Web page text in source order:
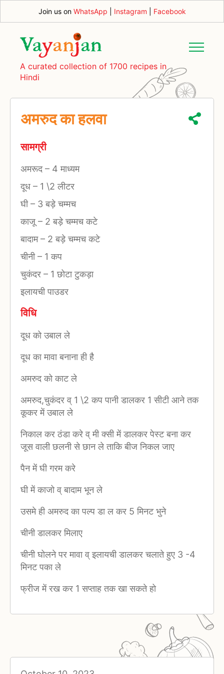
Join us on WhatsApp Instagram Facebook
A curated collection of 1700 recipes in
Hindi
अमरुद का हलवा
सामग्री
अमरूद– 4 माध्यम
दूध – 1 \2 लीटर
घी– 3 बड़े चम्मच
काजू – 2 बड़े चम्मच कटे
बादाम– 2 बड़े चम्मच कटे
चीनी– 1 कप
चुकंदर – 1 छोटा टुकड़ा
इलायची पाउडर
विधि
दूध को उबाल ले
दूध का मावा बनाना ही है
अमरुद को काट ले
अमरुद,चुकंदर व् 1 \2 कप पानी डालकर 1 सीटी आने तक
कूकर में उबाल ले
निकाल कर ठंडा करे व् मी क्सी में डालकर पेस्ट बना कर
जूस वाली छलनी से छान ले ताकि बीज निकल जाए
पैन में घी गरम करे
घी में काजो व् बादाम भून ले
उसमे ही अमरुद का पल्प डा ल कर 5 मिनट भुने
चीनी डालकर मिलाए
चीनी घोलने पर मावा व् इलायची डालकर चलाते हुए 3 -4
मिनट पका ले
फ्रीज में रख कर 1 सप्ताह तक खा सकते हो